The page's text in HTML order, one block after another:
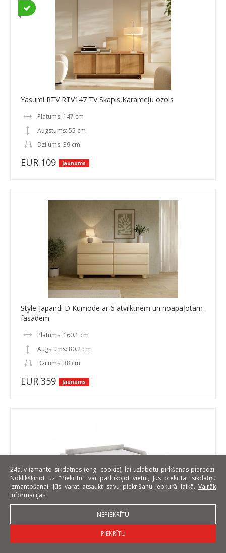
Yasumi RTV RTV147 TV Skapis,Karameļu ozols
Platums: 147 cm
Augstums: 55 cm
Dziļums: 39 cm
EUR 109 Jaunums
Style-Japandi D Kumode ar 6 atvilktnēm un noapaļotām
fasādēm
Platums: 160.1 cm
Augstums: 80.2 cm
Dziļums: 38 cm
EUR 359 Jaunums
Misterio SOF Dīvānsgulta ar matraci 160x195 cm
Platums: 230 cm
24a.lv izmanto sīkdatnes (eng. cookie), lai uzlabotu pirkšanas pieredzi.
Noklikšķinot uz "Piekrītu" vai pārlūkojot vietni, Jūs piekrītat sīkdatņu
izmantošanai. Jūs varat atsaukt savu piekrišanu jebkurā laikā. Vairāk
informācijas
NEPIEKRĪTU
PIEKRĪTU